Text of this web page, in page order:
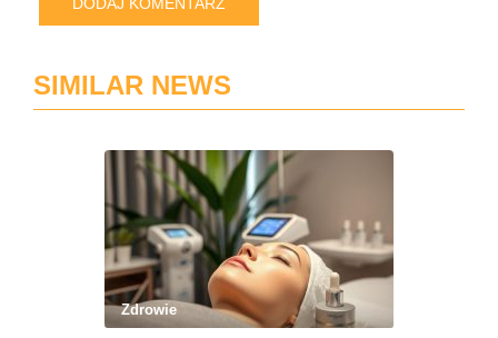
SIMILAR NEWS
Zdrowie